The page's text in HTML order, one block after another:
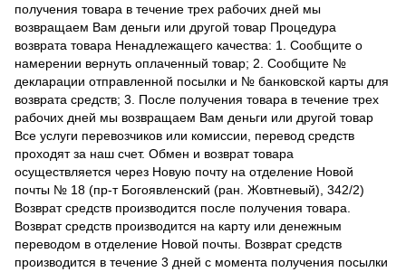
получения товара в течение трех рабочих дней мы
возвращаем Вам деньги или другой товар Процедура
возврата товара Ненадлежащего качества: 1. Сообщите о
намерении вернуть оплаченный товар; 2. Сообщите №
декларации отправленной посылки и № банковской карты для
возврата средств; 3. После получения товара в течение трех
рабочих дней мы возвращаем Вам деньги или другой товар
Все услуги перевозчиков или комиссии, перевод средств
проходят за наш счет. Обмен и возврат товара
осуществляется через Новую почту на отделение Новой
почты № 18 (пр-т Богоявленский (ран. Жовтневый), 342/2)
Возврат средств производится после получения товара.
Возврат средств производится на карту или денежным
переводом в отделение Новой почты. Возврат средств
производится в течение 3 дней с момента получения посылки